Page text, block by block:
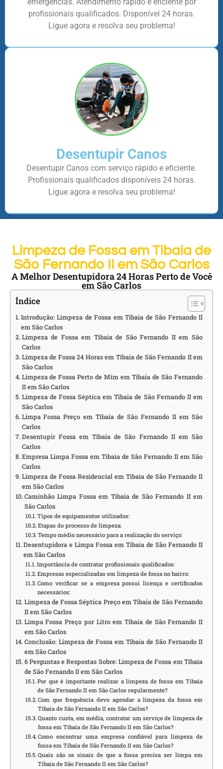
profissionais qualificados. Disponível 24 horas.
Ligue agora e resolva seu problema!
Desentupir Canos
Desentupir Canos com serviço rápido e eficiente.
Profissionais qualificados disponíveis 24 horas.
Ligue agora e resolva seu problema!
Limpeza de Fossa em Tibaia de
São Fernando II em São Carlos
A Melhor Desentupidora 24 Horas Perto de Você
em São Carlos
Índice
Introdução: Limpeza de Fossa em Tibaia de São Fernando II
em São Carlos
Limpeza de Fossa em Tibaia de São Fernando II em São
Carlos
Limpeza de Fossa 24 Horas em Tibaia de São Fernando II em
São Carlos
Limpeza de Fossa Perto de Mim em Tibaia de São Fernando
II em São Carlos
Limpeza de Fossa Séptica em Tibaia de São Fernando II em
São Carlos
Limpa Fossa Preço em Tibaia de São Fernando II em São
Carlos
Desentupir Fossa em Tibaia de São Fernando II em São
Carlos
Empresa Limpa Fossa em Tibaia de São Fernando II em São
Carlos
Limpeza de Fossa Residencial em Tibaia de São Fernando II
em São Carlos
Caminhão Limpa Fossa em Tibaia de São Fernando II em
São Carlos
Tipos de equipamentos utilizados:
Etapas do processo de limpeza:
Tempo médio necessário para a realização do serviço:
Desentupidora e Limpa Fossa em Tibaia de São Fernando II
em São Carlos
Importância de contratar profissionais qualificados:
Empresas especializadas em limpeza de fossa no bairro:
Como verificar se a empresa possui licença e certificados
necessários:
Limpeza de Fossa Séptica Preço em Tibaia de São Fernando
II em São Carlos
Limpa Fossa Preço por Litro em Tibaia de São Fernando II
em São Carlos
Conclusão: Limpeza de Fossa em Tibaia de São Fernando II
em São Carlos
6 Perguntas e Respostas Sobre: Limpeza de Fossa em Tibaia
de São Fernando II em São Carlos
Por que é importante realizar a limpeza de fossa em Tibaia
de São Fernando II em São Carlos regularmente?
Com que frequência devo agendar a limpeza da fossa em
Tibaia de São Fernando II em São Carlos?
Quanto custa, em média, contratar um serviço de limpeza de
fossa em Tibaia de São Fernando II em São Carlos?
Como encontrar uma empresa confiável para limpeza de
fossa em Tibaia de São Fernando II em São Carlos?
Quais são os sinais de que a fossa precisa ser limpa em
Tibaia de São Fernando II em São Carlos?